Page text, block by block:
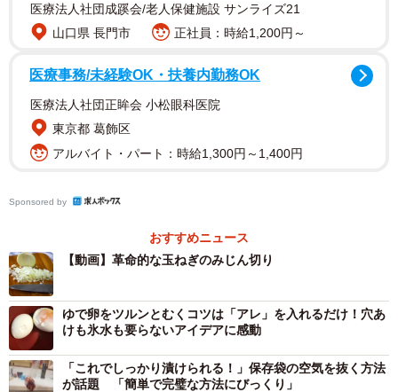
（Bildgigant/stock.adobe.com）
▽出典：関西電力公式インスタグラム／あの工程はいらな
い！革命的な玉ねぎのみじん切り
https://www.instagram.com/reel/DMce8XDxgdl/
医療法人社団成蹊会/老人保健施設 サンライズ21
山口県 長門市
正社員：時給1,200円～
医療事務/未経験OK・扶養内勤務OK
医療法人社団正眸会 小松眼科医院
東京都 葛飾区
アルバイト・パート：時給1,300円～1,400円
Sponsored by
おすすめニュース
【動画】革命的な玉ねぎのみじん切り
ゆで卵をツルンとむくコツは「アレ」を入れるだけ！穴あ
けも氷水も要らないアイデアに感動
「これでしっかり漬けられる！」保存袋の空気を抜く方法
が話題 「簡単で完璧な方法にびっくり」